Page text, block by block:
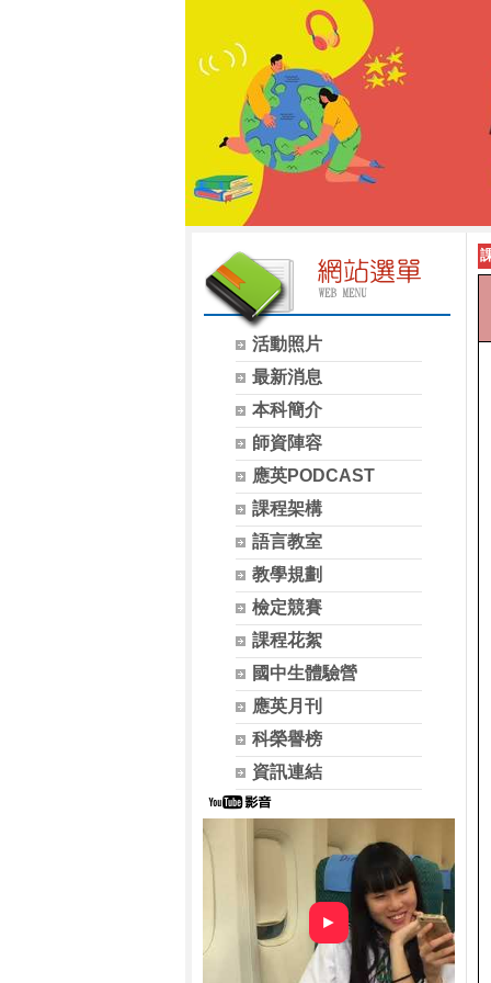
活動照片
最新消息
本科簡介
師資陣容
應英PODCAST
課程架構
語言教室
教學規劃
檢定競賽
課程花絮
國中生體驗營
應英月刊
科榮譽榜
資訊連結
►